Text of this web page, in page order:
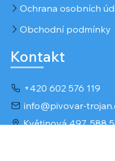
Ochrana osobních
Obchodní podmínky
Kontakt
+420 602 576 119
info@pivovar-
Květinová 497, 588